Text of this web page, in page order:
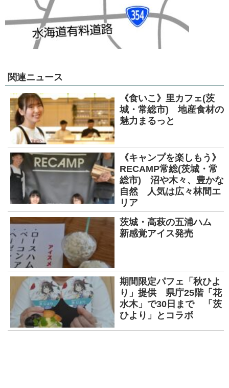
関連ニュース
《食いこ》里カフェ(茨
城・常総市) 地産食材の
魅力まるっと
《キャンプを楽しもう》
RECAMP常総(茨城・常
総市) 沼や木々、豊かな
自然 人気は広々林間エ
リア
茨城・高萩の五浦ハム
新感覚アイス発売
期間限定パフェ「秋ひよ
り」提供 県庁25階「花
水木」で30日まで 「茨
ひより」とコラボ